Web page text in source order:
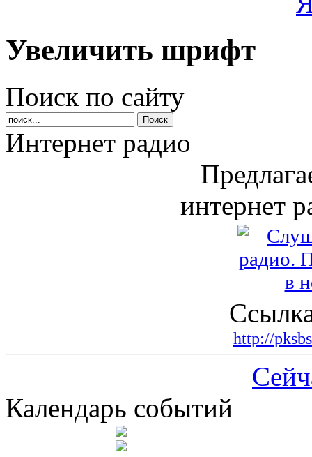
Увеличить шрифт
Поиск по сайту
Интернет радио
интернет
http://
Календарь событий